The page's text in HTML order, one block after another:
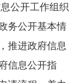
公开工作组织
务公开基本情
推进政府信息
信息公开指